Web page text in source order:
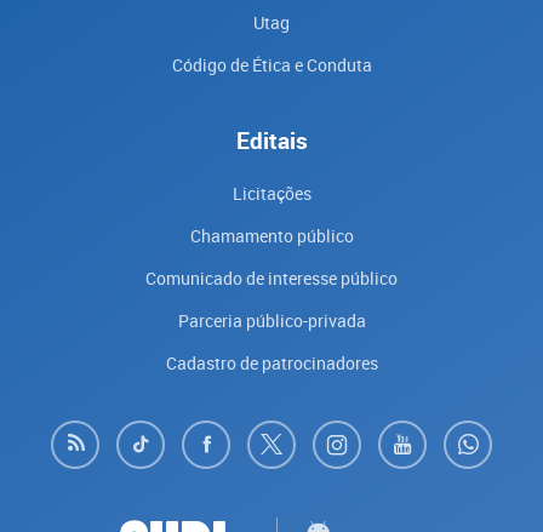
Utag
Código de Ética e Conduta
Editais
Licitações
Chamamento público
Comunicado de interesse público
Parceria público-privada
Cadastro de patrocinadores